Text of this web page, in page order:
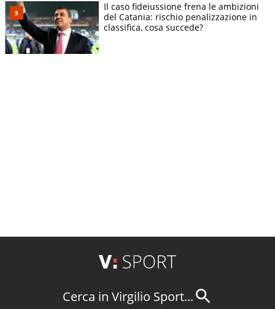
Il caso fideiussione frena le ambizioni
del Catania: rischio penalizzazione in
classifica, cosa succede?
Cerca in Virgilio Sport...